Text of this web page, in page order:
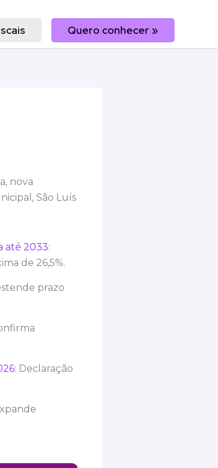
Quero conhecer »
nova
São Luís
até 2033:
de 26,5%.
prazo
: Declaração